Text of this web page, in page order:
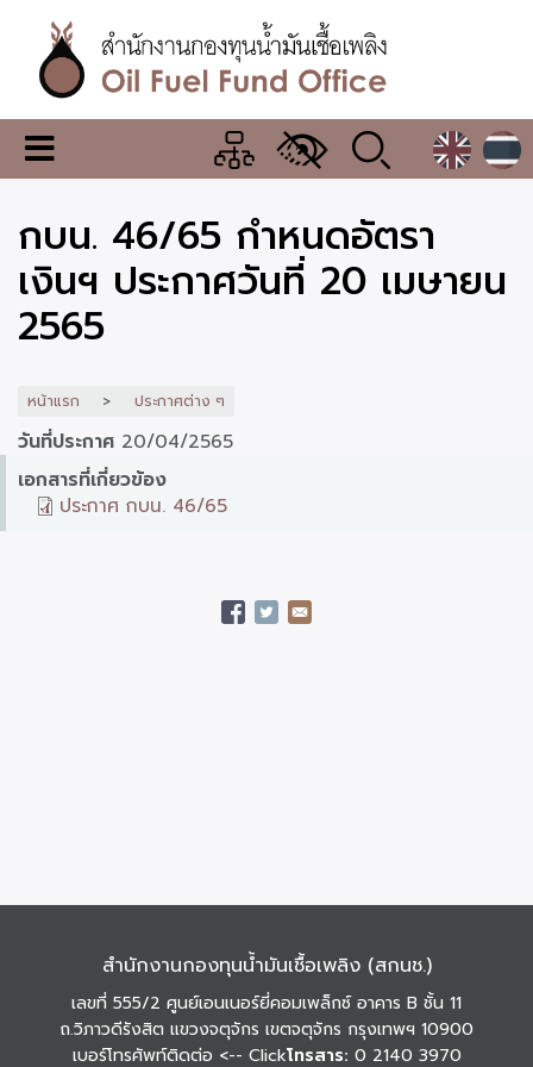
เนื้อหา
หลักสำนักงาน
กองทุน
น้ำมัน
เชื้อ
เพลิง
เมนู
เปลี่ยน
แสดง
ผล
กบน. 46/65 กำหนดอัตรา
เงินฯ ประกาศวันที่ 20 เมษายน
2565
หน้าแรก ประกาศต่าง ๆ
วันที่ประกาศ 20/04/2565
เอกสารที่เกี่ยวข้อง
ประกาศ กบน. 46/65
สำนักงานกองทุนน้ำมันเชื้อเพลิง (สกนช.)
เลขที่ 555/2 ศูนย์เอนเนอร์ยี่คอมเพล็กซ์ อาคาร B ชั้น 11
ถ.วิภาวดีรังสิต แขวงจตุจักร เขตจตุจักร กรุงเทพฯ 10900
เบอร์โทรศัพท์ติดต่อ <-- Clickโทรสาร: 0 2140 3970